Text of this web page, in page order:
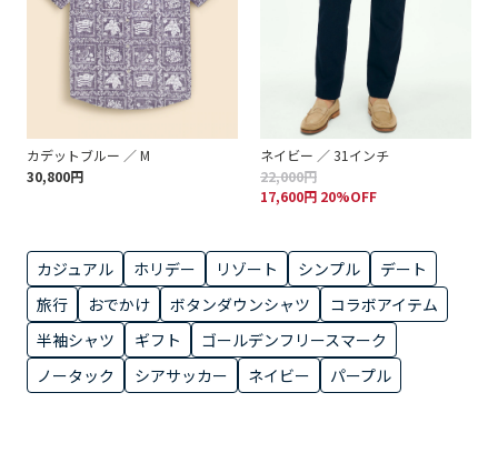
カデットブルー ／ M
30,800円
ネイビー ／ 31インチ
22,000円
17,600円 20%OFF
カジュアル ホリデー リゾート シンプル
デート
旅行
おでかけ ボタンダウンシャツ
コラボアイテム
半袖シャツ
ギフト
ゴールデンフリースマーク
ノータック
シアサッカー ネイビー パープル